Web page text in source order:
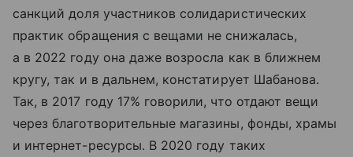
санкций доля участников солидаристических
практик обращения с вещами не снижалась,
а в 2022 году она даже возросла как в ближнем
кругу, так и в дальнем, констатирует Шабанова.
Так, в 2017 году 17% говорили, что отдают вещи
через благотворительные магазины, фонды, храмы
и интернет-ресурсы. В 2020 году таких